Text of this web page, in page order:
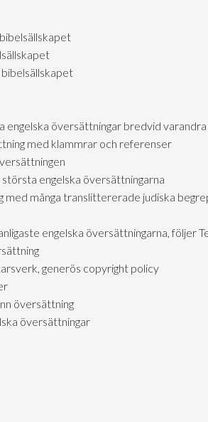
engelska översättningar bredvid varandra
med klammrar och referenser
största engelska översättningarna
med många translittererade judiska
engelska översättningarna, följer
generös copyright policy
översättning
översättningar